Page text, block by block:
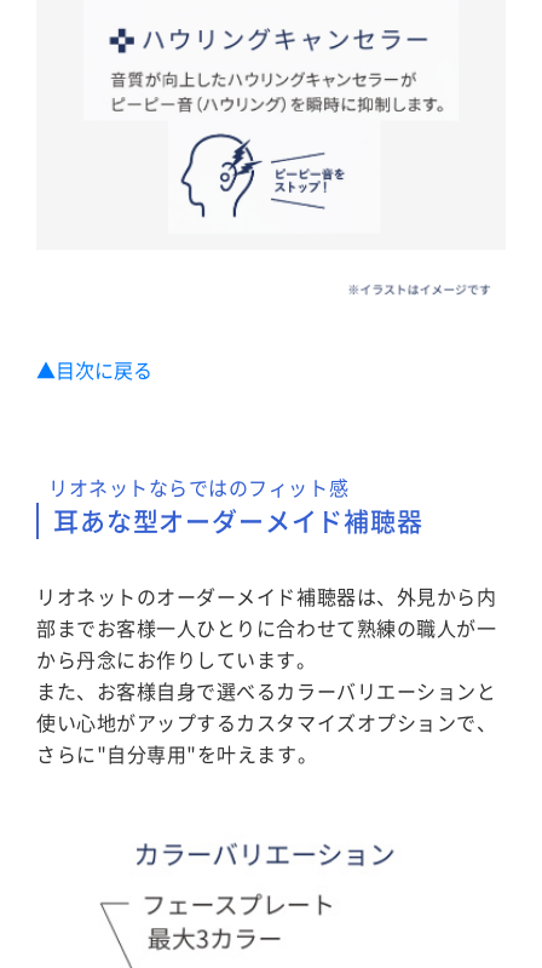
▲目次に戻る
リオネットならではのフィット感
耳あな型オーダーメイド補聴器
リオネットのオーダーメイド補聴器は、外見から内
部までお客様一人ひとりに合わせて熟練の職人が一
から丹念にお作りしています。
また、お客様自身で選べるカラーバリエーションと
使い心地がアップするカスタマイズオプションで、
さらに"自分専用"を叶えます。